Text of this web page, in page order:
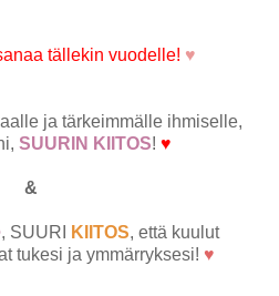
tällekin vuodelle! ♥
ja tärkeimmälle ihmiselle,
SUURIN KIITOS! ♥
&
, SUURI KIITOS, että kuulut
tukesi ja ymmärryksesi! ♥